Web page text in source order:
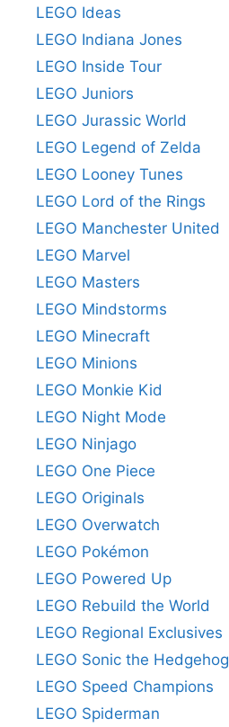
LEGO Ideas
LEGO Indiana Jones
LEGO Inside Tour
LEGO Juniors
LEGO Jurassic World
LEGO Legend of Zelda
LEGO Looney Tunes
LEGO Lord of the Rings
LEGO Manchester United
LEGO Marvel
LEGO Masters
LEGO Mindstorms
LEGO Minecraft
LEGO Minions
LEGO Monkie Kid
LEGO Night Mode
LEGO Ninjago
LEGO One Piece
LEGO Originals
LEGO Overwatch
LEGO Pokémon
LEGO Powered Up
LEGO Rebuild the World
LEGO Regional Exclusives
LEGO Sonic the Hedgehog
LEGO Speed Champions
LEGO Spiderman